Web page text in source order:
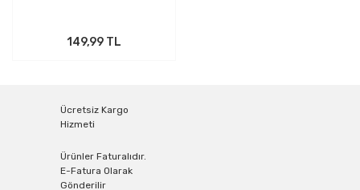
149,99 TL
Ücretsiz Kargo
Hizmeti
Ürünler Faturalıdır.
E-Fatura Olarak
Gönderilir